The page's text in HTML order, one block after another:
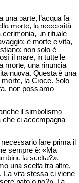
una parte, l’acqua fa
morte, la necessità
un rituale
è morte e vita,
non solo è
il mare, in tutte le
morte, una rinuncia
nuova. Questa è una
morte, la Croce. Solo
non possiamo
il simbolismo
che ci accompagna
fare prima il
sempre è: «Ma
la scelta?».
una scelta tra altre,
La vita stessa ci viene